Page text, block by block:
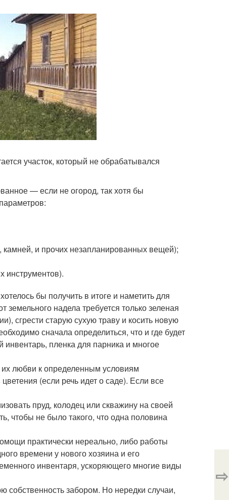
участок, который не обрабатывался
— если не огород, так хотя бы
и прочих незапланированных вещей);
инструментов).
бы получить в итоге и наметить для
надела требуется только зеленая
сгрести старую сухую траву и косить новую
сначала определиться, что и где будет
пленка для парника и многое
любви к определенным условиям
(если речь идет о саде). Если все
пруд, колодец или скважину на своей
чтобы не было такого, что одна половина
практически нереально, либо работы
времени у нового хозяина и его
инвентаря, ускоряющего многие виды
собственность забором. Но нередки случаи,
⇨